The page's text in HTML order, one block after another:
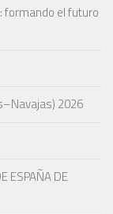
formando el futuro
2026
ESPAÑA DE